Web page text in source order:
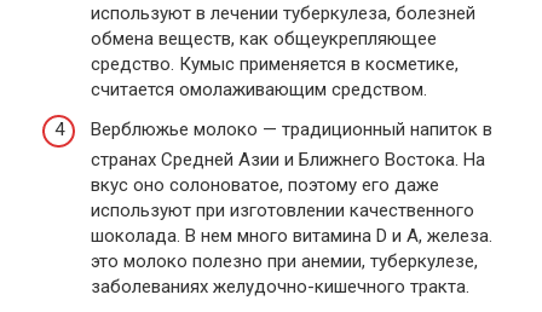
используют в лечении туберкулеза, болезней
обмена веществ, как общеукрепляющее
средство. Кумыс применяется в косметике,
считается омолаживающим средством.
Верблюжье молоко — традиционный напиток в
странах Средней Азии и Ближнего Востока. На
вкус оно солоноватое, поэтому его даже
используют при изготовлении качественного
шоколада. В нем много витамина D и A, железа.
это молоко полезно при анемии, туберкулезе,
заболеваниях желудочно-кишечного тракта.